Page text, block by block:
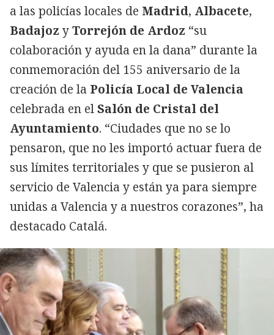
a las policías locales de Madrid, Albacete,
Badajoz yTorrejón de Ardoz “su
colaboración y ayuda en la dana” durante la
conmemoración del 155 aniversario de la
creación de la Policía Local de Valencia
celebrada en elSalón de Cristal del
Ayuntamiento. “Ciudades que no se lo
pensaron, que no les importó actuar fuera de
sus límites territoriales y que se pusieron al
servicio de Valencia y están ya para siempre
unidas a Valencia y a nuestros corazones”, ha
destacado Catalá.